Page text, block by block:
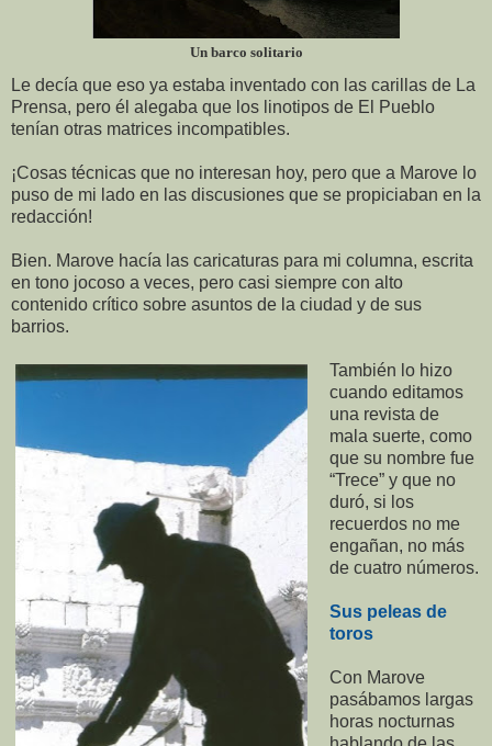
Un barco solitario
Le decía que eso ya estaba inventado con las carillas de La
Prensa, pero él alegaba que los linotipos de El Pueblo
tenían otras matrices incompatibles.
¡Cosas técnicas que no interesan hoy, pero que a Marove lo
puso de mi lado en las discusiones que se propiciaban en la
redacción!
Bien. Marove hacía las caricaturas para mi columna, escrita
en tono jocoso a veces, pero casi siempre con alto
contenido crítico sobre asuntos de la ciudad y de sus
barrios.
También lo hizo
cuando editamos
una revista de
mala suerte, como
que su nombre fue
“Trece” y que no
duró, si los
recuerdos no me
engañan, no más
de cuatro números.
Sus peleas de
toros
Con Marove
pasábamos largas
horas nocturnas